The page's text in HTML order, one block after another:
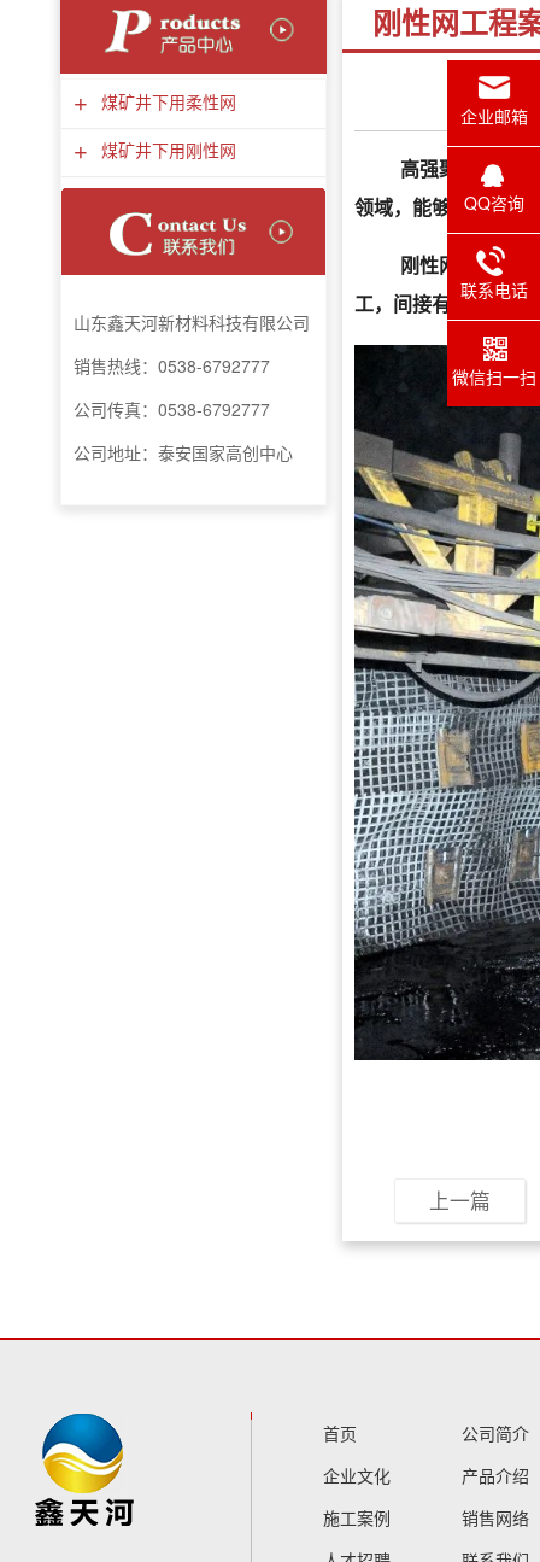
+ 煤矿井下用柔性网
+ 煤矿井下用刚性网
山东鑫天河新材料科技有限公司
销售热线：0538-6792777
公司传真： 0538-6792777
公司地址：泰安国家高创中心
刚性网工程
高强聚酯纤维
领域，能够完全替代
刚性网的使用
工，间接有效提升了
上一篇
首页
公司简介
企业文化
产品介绍
施工案例
销售网络
企业邮箱
QQ咨询
联系电话
微信扫一扫